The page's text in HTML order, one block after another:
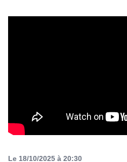
Le 18/10/2025 à 20:30